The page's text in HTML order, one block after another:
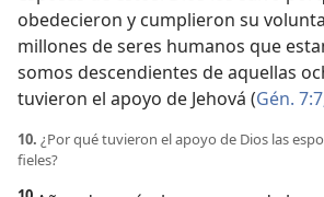
obedecieron y cumplieron su
millones de seres humanos que
somos descendientes de aquellas
tuvieron el apoyo de Jehová (Gén.
10. ¿Por qué tuvieron el apoyo de Dios las
fieles?